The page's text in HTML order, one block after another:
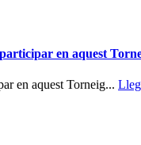
en aquest
en aquest Torneig...